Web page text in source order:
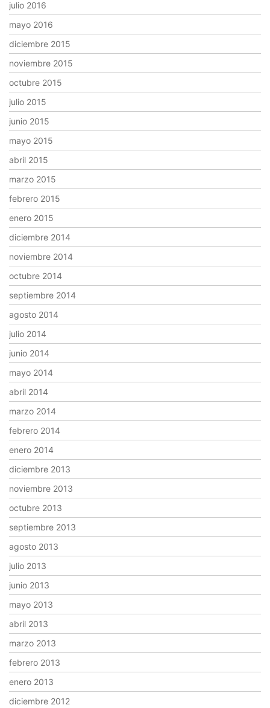
julio 2016
mayo 2016
diciembre 2015
noviembre 2015
octubre 2015
julio 2015
junio 2015
mayo 2015
abril 2015
marzo 2015
febrero 2015
enero 2015
diciembre 2014
noviembre 2014
octubre 2014
septiembre 2014
agosto 2014
julio 2014
junio 2014
mayo 2014
abril 2014
marzo 2014
febrero 2014
enero 2014
diciembre 2013
noviembre 2013
octubre 2013
septiembre 2013
agosto 2013
julio 2013
junio 2013
mayo 2013
abril 2013
marzo 2013
febrero 2013
enero 2013
diciembre 2012